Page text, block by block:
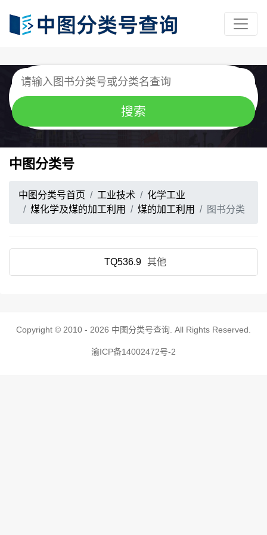
中图分类号
中图分类号首页 工业技术
化学工业
煤化学及煤的加工利用
煤的加工利用 图书分类
TQ536.9 其他
Copyright © 2010 - 2026 中图分类号查询 . All Rights Reserved.
渝ICP备14002472号-2